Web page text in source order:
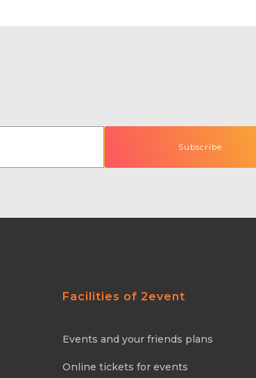
Facilities of 2event
Events and your friends plans
Online tickets for events